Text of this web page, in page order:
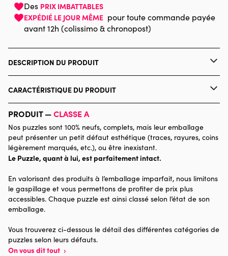
Des PRIX IMBATTABLES
EXPÉDIÉ LE JOUR MÊME pour toute commande payée
avant 12h (colissimo & chronopost)
DESCRIPTION DU PRODUIT
Millie Putland
CARACTÉRISTIQUE DU PRODUIT
Catégorie Puzzles - Villes et Villages
Age
Puzzle pour Adultes (500 à
Provenance Made in France
Dimensions
PRODUIT —CLASSE A
Nos puzzles sont 100% neufs, complets, mais leur emballage
peut présenter un petit défaut esthétique (traces, rayures, coins
légèrement marqués, etc.), ou être inexistant.
Le Puzzle, quant à lui, est parfaitement intact.
En valorisant des produits à l’emballage imparfait, nous limitons
le gaspillage et vous permettons de profiter de prix plus
accessibles. Chaque puzzle est ainsi classé selon l’état de son
emballage.
Vous trouverez ci-dessous le détail des différentes catégories de
puzzles selon leurs défauts.
On vous dit tout ›